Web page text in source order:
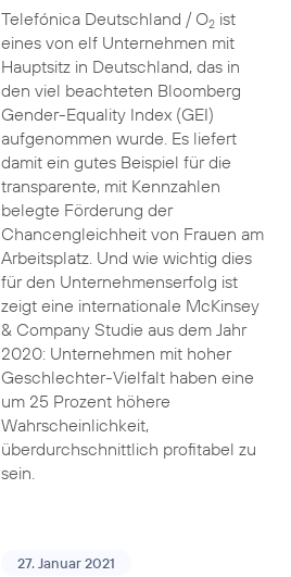
Telefónica Deutschland / O2ist
eines von elf Unternehmen mit
Hauptsitz in Deutschland, das in
den viel beachteten Bloomberg
Gender-Equality Index (GEI)
aufgenommen wurde. Es liefert
damit ein gutes Beispiel für die
transparente, mit Kennzahlen
belegte Förderung der
Chancengleichheit von Frauen am
Arbeitsplatz. Und wie wichtig dies
für den Unternehmenserfolg ist
zeigt eine internationale McKinsey
& Company Studie aus dem Jahr
2020: Unternehmen mit hoher
Geschlechter-Vielfalt haben eine
um 25 Prozent höhere
Wahrscheinlichkeit,
überdurchschnittlich profitabel zu
sein.
27. Januar 2021